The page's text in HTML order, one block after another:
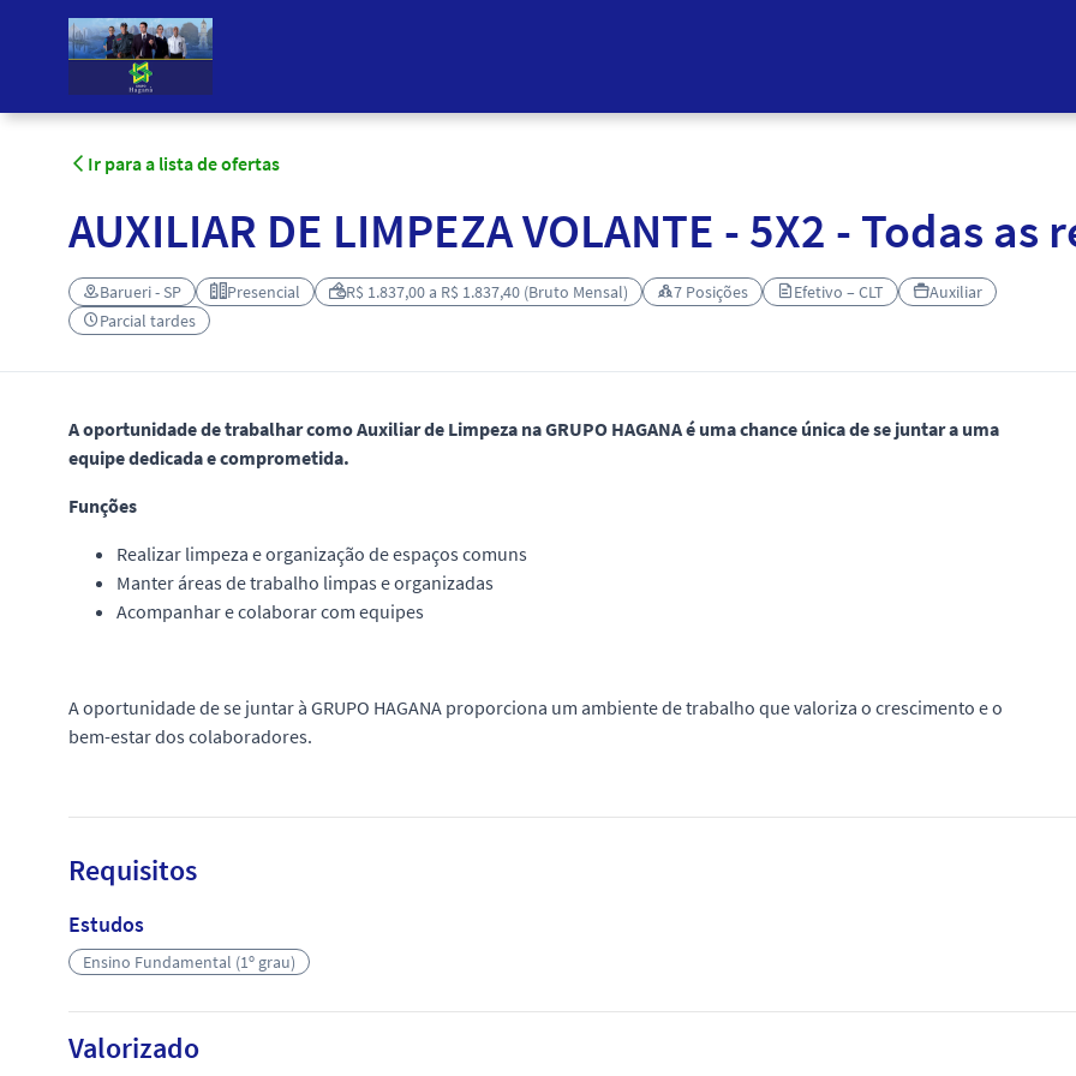
Ir para a lista de ofertas
AUXILIAR DE LIMPEZA VOLANTE - 5X2 - Todas as
Barueri - SP Presencial R$ 1.837,00 a R$ 1.837,40 (Bruto Mensal) 7 Posições Efetivo – CLT
Auxiliar
Parcial tardes
A oportunidade de trabalhar como Auxiliar de Limpeza na GRUPO HAGANA é uma chance única de se juntar a uma
equipe dedicada e comprometida.
Funções
Realizar limpeza e organização de espaços comuns
Manter áreas de trabalho limpas e organizadas
Acompanhar e colaborar com equipes
A oportunidade de se juntar à GRUPO HAGANA proporciona um ambiente de trabalho que valoriza o crescimento e o
bem-estar dos colaboradores.
Requisitos
Estudos
Ensino Fundamental (1º grau)
Valorizado